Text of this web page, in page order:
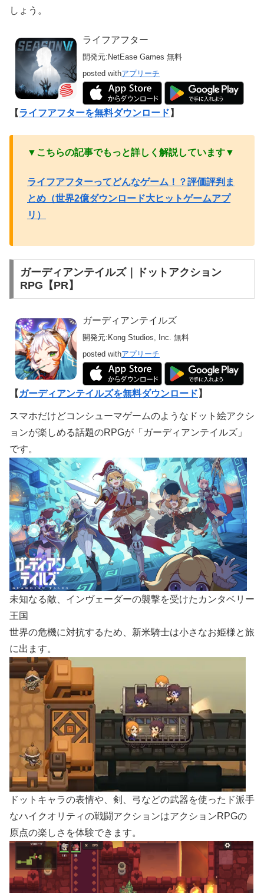
しょう。
ライフアフター
開発元: NetEase Games 無料
posted withアプリーチ
【ライフアフターを無料ダウンロード 】
▼こちらの記事でもっと詳しく解説しています▼
ライフアフターってどんなゲーム！？評価評判ま
とめ（世界2億ダウンロード大ヒットゲームアプ
リ）
ガーディアンテイルズ｜ドットアクション
RPG【PR】
ガーディアンテイルズ
開発元: Kong Studios, Inc. 無料
posted withアプリーチ
【 ガーディアンテイルズを無料ダウンロード 】
スマホだけどコンシューマゲームのようなドット絵アクシ
ョンが楽しめる話題のRPGが「ガーディアンテイルズ」
です。
未知なる敵、インヴェーダーの襲撃を受けたカンタベリー
王国
世界の危機に対抗するため、新米騎士は小さなお姫様と旅
に出ます。
ドットキャラの表情や、剣、弓などの武器を使ったド派手
なハイクオリティの戦闘アクションはアクションRPGの
原点の楽しさを体験できます。